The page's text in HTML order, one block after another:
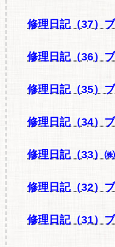
修理日記（37）
修理日記（36）
修理日記（35）
修理日記（34）
修理日記（33）
修理日記（32）
修理日記（31）